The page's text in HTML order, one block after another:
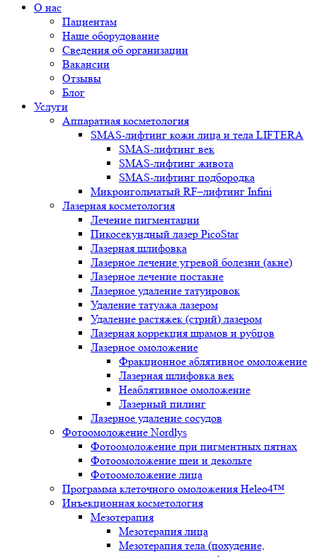
О нас
Пациентам
Наше оборудование
Сведения об организации
Вакансии
Отзывы
Блог
Услуги
Аппаратная косметология
SMAS-лифтинг кожи лица и тела LIFTERA
SMAS-лифтинг век
SMAS-лифтинг живота
SMAS-лифтинг подбородка
Микроигольчатый RF–лифтинг Infini
Лазерная косметология
Лечение пигментации
Пикосекундный лазер PicoStar
Лазерная шлифовка
Лазерное лечение угревой болезни (акне)
Лазерное лечение постакне
Лазерное удаление татуировок
Удаление татуажа лазером
Удаление растяжек (стрий) лазером
Лазерная коррекция шрамов и рубцов
Лазерное омоложение
Фракционное аблятивное омоложение
Лазерная шлифовка век
Неаблятивное омоложение
Лазерный пилинг
Лазерное удаление сосудов
Фотоомоложение Nordlys
Фотоомоложение при пигментных пятнах
Фотоомоложение шеи и декольте
Фотоомоложение лица
Программа клеточного омоложения Heleo4™
Инъекционная косметология
Мезотерапия
Мезотерапия лица
Мезотерапия тела (похудение,